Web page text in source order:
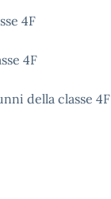
4F
4F
della classe 4F